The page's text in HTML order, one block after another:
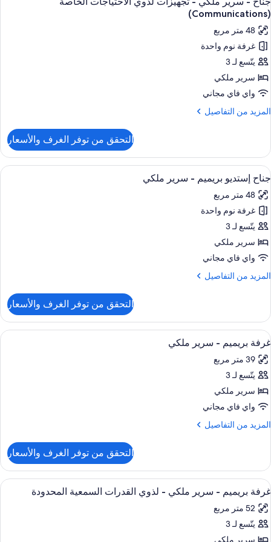
ملكي
-
دش
لذوي
الاحتياجات
الخاصة
(Communications
Accessible)
جميع
صور
جناح
-
سرير
ملكي
-
تجهيزات
لذوي
الخاصة
(Communications)
48 متر مربع
غرفة نوم واحدة
يتّسع لـ 3
سرير ملكي
واي فاي مجاني
المزيد من التفاصيل
المزيد
جناح
سرير
ملكي
تجهيزات
لذوي
الاحتياجات
الخاصة
التحقق من توفر الغرف والأسعار
استعراض
جميع
صور
جناح
إستديو
بريميم
-
سرير
ملكي
6
جناح إستديو بريميم - سرير ملكي
48 متر مربع
غرفة نوم واحدة
يتّسع لـ 3
سرير ملكي
واي فاي مجاني
المزيد من التفاصيل
المزيد
جناح
إستديو
بريميم
سرير
ملكي
التحقق من توفر الغرف والأسعار
استعراض
جميع
صور
غرفة
بريميم
-
سرير
ملكي
6
غرفة بريميم - سرير ملكي
39 متر مربع
يتّسع لـ 3
سرير ملكي
واي فاي مجاني
المزيد من التفاصيل
المزيد
غرفة
بريميم
-
سرير
ملكي
التحقق من توفر الغرف والأسعار
استعراض
جميع
صور
غرفة
6
غرفة بريميم - سرير ملكي - لذوي القدرات السمعية المحدودة
52 متر مربع
يتّسع لـ 3
سرير ملكي